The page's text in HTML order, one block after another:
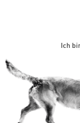
Ich